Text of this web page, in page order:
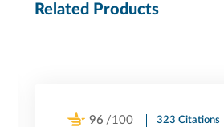
Related Products
96 /100 323 Citations